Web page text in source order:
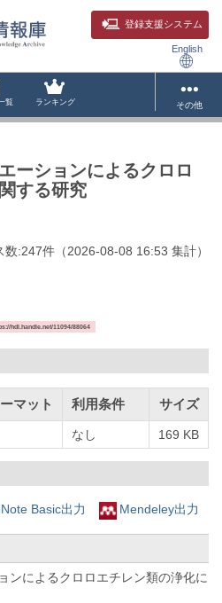
登録支援システム
English
覧 ランキング その他
ーションによるクロロ
する研究
数:247件 （2026-08-08 16:53 集計）
hdl.handle.net/11094/88064
マット 利用条件 サイズ
なし 169 KB
Basic出力 Mendeley出力
ンによるクロロエチレン類の浄化に